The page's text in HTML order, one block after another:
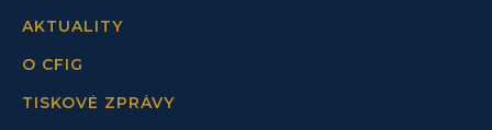
AKTUALITY
O CFIG
TISKOVÉ ZPRÁVY